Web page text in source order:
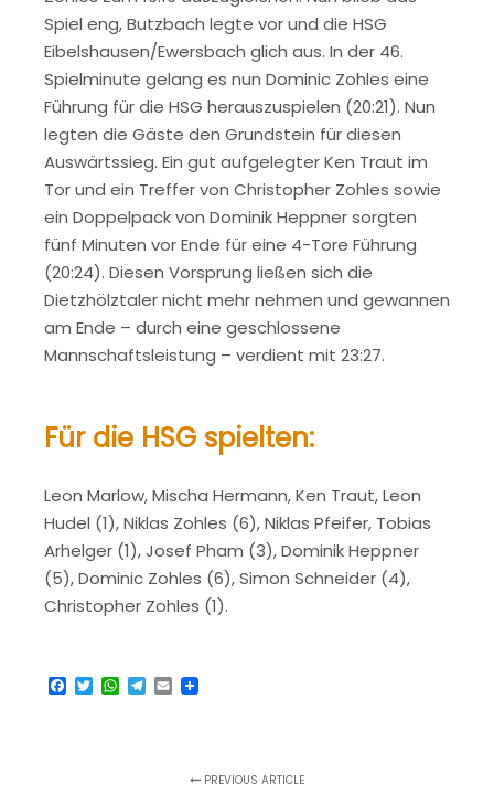
Spiel eng, Butzbach legte vor und die HSG
Eibelshausen/Ewersbach glich aus. In der 46.
Spielminute gelang es nun Dominic Zohles eine
Führung für die HSG herauszuspielen (20:21). Nun
legten die Gäste den Grundstein für diesen
Auswärtssieg. Ein gut aufgelegter Ken Traut im
Tor und ein Treffer von Christopher Zohles sowie
ein Doppelpack von Dominik Heppner sorgten
fünf Minuten vor Ende für eine 4-Tore Führung
(20:24). Diesen Vorsprung ließen sich die
Dietzhölztaler nicht mehr nehmen und gewannen
am Ende – durch eine geschlossene
Mannschaftsleistung – verdient mit 23:27.
Für die HSG spielten:
Leon Marlow, Mischa Hermann, Ken Traut, Leon
Hudel (1), Niklas Zohles (6), Niklas Pfeifer, Tobias
Arhelger (1), Josef Pham (3), Dominik Heppner
(5), Dominic Zohles (6), Simon Schneider (4),
Christopher Zohles (1).
Facebook
TwitterWhatsApp
Telegram
Email
PREVIOUS ARTICLE